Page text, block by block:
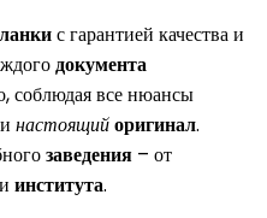
с гарантией качества и
документа
соблюдая все нюансы
настоящийоригинал.
заведения – от
института.